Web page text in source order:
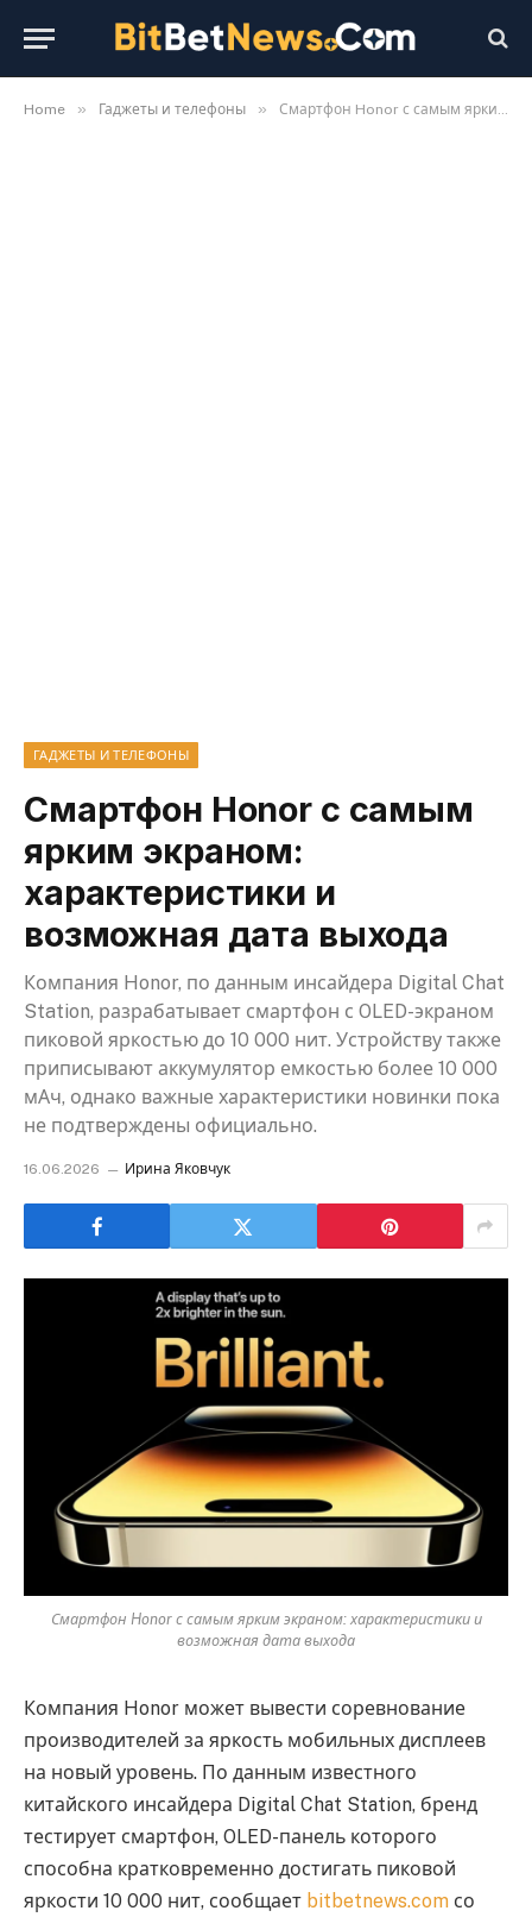
Home » Гаджеты и телефоны » Смартфон Honor с самым ярким экраном: характеристики и возможная дата выхода
ГАДЖЕТЫ И ТЕЛЕФОНЫ
Смартфон Honor с самым
ярким экраном:
характеристики и
возможная дата выхода
Компания Honor, по данным инсайдера Digital Chat
Station, разрабатывает смартфон с OLED-экраном
пиковой яркостью до 10 000 нит. Устройству также
приписывают аккумулятор емкостью более 10 000
мАч, однако важные характеристики новинки пока
не подтверждены официально.
16.06.2026 Ирина Яковчук
Смартфон Honor с самым ярким экраном: характеристики и
возможная дата выхода
Компания Honor может вывести соревнование
производителей за яркость мобильных дисплеев
на новый уровень. По данным известного
китайского инсайдера Digital Chat Station, бренд
тестирует смартфон, OLED-панель которого
способна кратковременно достигать пиковой
яркости 10 000 нит, сообщает bitbetnews.com со